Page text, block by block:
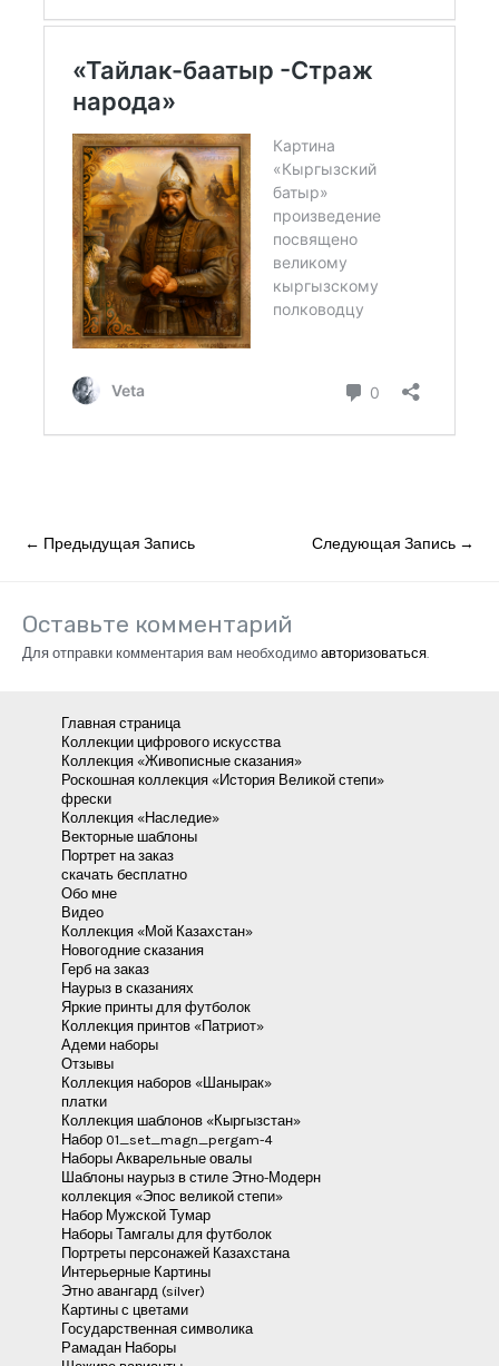
Навигация
← Предыдущая Запись Следующая Запись →
Оставьте комментарий
Для отправки комментария вам необходимо авторизоваться.
Главная страница
Коллекции цифрового искусства
Коллекция «Живописные сказания»
Роскошная коллекция «История Великой степи»
фрески
Коллекция «Наследие»
Векторные шаблоны
Портрет на заказ
скачать бесплатно
Обо мне
Видео
Коллекция «Мой Казахстан»
Новогодние сказания
Герб на заказ
Наурыз в сказаниях
Яркие принты для футболок
Коллекция принтов «Патриот»
Адеми наборы
Отзывы
Коллекция наборов «Шанырак»
платки
Коллекция шаблонов «Кыргызстан»
Набор 01_set_magn_pergam-4
Наборы Акварельные овалы
Шаблоны наурыз в стиле Этно-Модерн
коллекция «Эпос великой степи»
Набор Мужской Тумар
Наборы Тамгалы для футболок
Портреты персонажей Казахстана
Интерьерные Картины
Этно авангард (silver)
Картины с цветами
Государственная символика
Рамадан Наборы